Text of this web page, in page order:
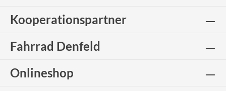
Kooperationspartner
Fahrrad Denfeld
Onlineshop